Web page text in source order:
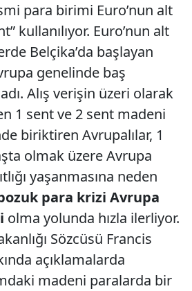
para birimi Euro’nun alt
kullanılıyor. Euro’nun alt
Belçika’da başlayan
genelinde baş
Alış verişin üzeri olarak
1 sent ve 2 sent madeni
biriktiren Avrupalılar, 1
olmak üzere Avrupa
yaşanmasına neden
para krizi Avrupa
olma yolunda hızla ilerliyor.
Sözcüsü Francis
açıklamalarda
madeni paralarda bir